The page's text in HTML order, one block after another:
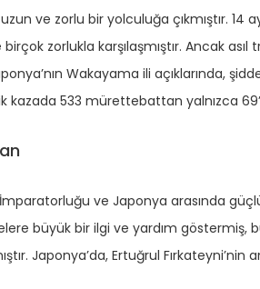
ve zorlu bir yolculuğa çıkmıştır.
zorlukla karşılaşmıştır. Ancak
Wakayama ili açıklarında,
kazada 533 mürettebattan yalnızca
İmparatorluğu ve Japonya arasında
büyük bir ilgi ve yardım göstermiş,
Japonya’da, Ertuğrul Fırkateyni’nin